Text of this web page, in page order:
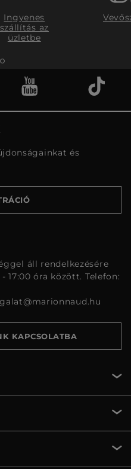
Ingyenes
szállítás az
üzletbe
és
áll rendelkezésére
óra között. Telefon:
KAPCSOLATBA